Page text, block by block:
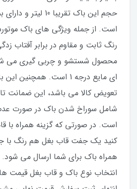
حجم این باک تقریبا
است. از جمله ویژگی های باک
رنگ ثابت و مقاوم در برابر آفتاب
محصول شستشو و چربی گیری می
ای مایع درجه 1 است.
شامل سوراخ شدن باک در صورت
است. در صورتی که گزینه همراه با
کنید یک جفت قاب بغل هم رنگ با
همراه باک برای شما ارسال می
انتخاب نوع باک و قاب بغل قیمت ها